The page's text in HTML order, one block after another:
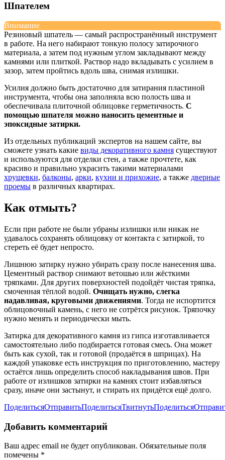
Шпателем
Внимание
Резиновый шпатель — самый распространённый инструмент
в работе. На него набирают тонкую полосу затирочного
материала, а затем под нужным углом закладывают между
камнями или плиткой. Раствор надо вкладывать с усилием в
зазор, затем пройтись вдоль шва, снимая излишки.
Усилия должно быть достаточно для затирания пластиной
инструмента, чтобы она заполняла всю полость шва и
обеспечивала плиточной облицовке герметичность. С
помощью шпателя можно наносить цементные и
эпоксидные затирки.
Из отдельных публикаций экспертов на нашем сайте, вы
сможете узнать какие виды декоративного камня существуют
и используются для отделки стен, а также прочтете, как
красиво и правильно украсить такими материалами
хрущевки, балконы, арки, кухни и прихожие, а также дверные
проемы в различных квартирах.
Как отмыть?
Если при работе не были убраны излишки или никак не
удавалось сохранять облицовку от контакта с затиркой, то
стереть её будет непросто.
Лишнюю затирку нужно убирать сразу после нанесения шва.
Цементный раствор снимают ветошью или жёсткими
тряпками. Для других поверхностей подойдёт чистая тряпка,
смоченная тёплой водой. Очищать нужно, слегка
надавливая, круговыми движениями. Тогда не испортится
облицовочный камень, с него не сотрётся рисунок. Тряпочку
нужно менять и периодически мыть.
Затирка для декоративного камня из гипса изготавливается
самостоятельно либо подбирается готовая смесь. Она может
быть как сухой, так и готовой (продаётся в шприцах). На
каждой упаковке есть инструкция по приготовлению, мастеру
остаётся лишь определить способ накладывания швов. При
работе от излишков затирки на камнях стоит избавляться
сразу, иначе они застынут, и стирать их придётся ещё долго.
ПоделитьсяОтправитьПоделитьсяТвитнутьПоделиться
Добавить комментарий
Ваш адрес email не будет опубликован. Обязательные поля
помечены *